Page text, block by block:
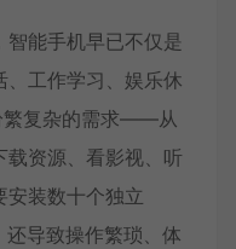
能手机早已不仅是
、工作学习、娱乐休
繁复杂的需求——从
载资源、看影视、听
装数十个独立
导致操作繁琐、体